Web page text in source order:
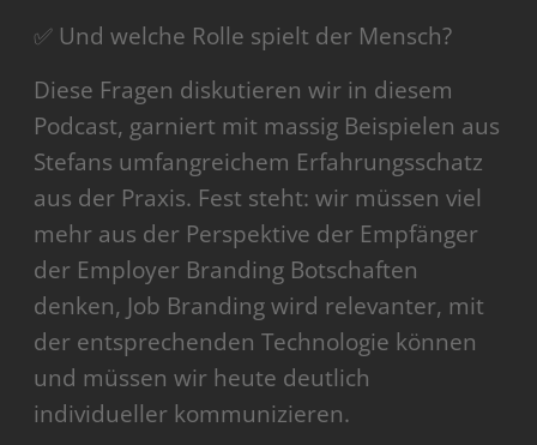
✅ Und welche Rolle spielt der Mensch?
Diese Fragen diskutieren wir in diesem
Podcast, garniert mit massig Beispielen aus
Stefans umfangreichem Erfahrungsschatz
aus der Praxis. Fest steht: wir müssen viel
mehr aus der Perspektive der Empfänger
der Employer Branding Botschaften
denken, Job Branding wird relevanter, mit
der entsprechenden Technologie können
und müssen wir heute deutlich
individueller kommunizieren.